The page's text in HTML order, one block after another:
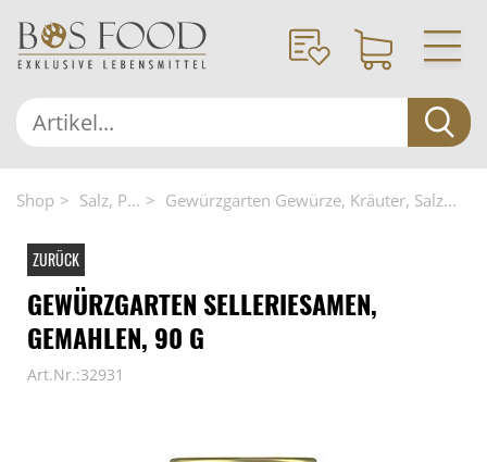
Shop Salz, P... Gewürzgarten Gewürze, Kräuter, Salz...
ZURÜCK
GEWÜRZGARTEN SELLERIESAMEN,
GEMAHLEN, 90 G
Art.Nr.:32931